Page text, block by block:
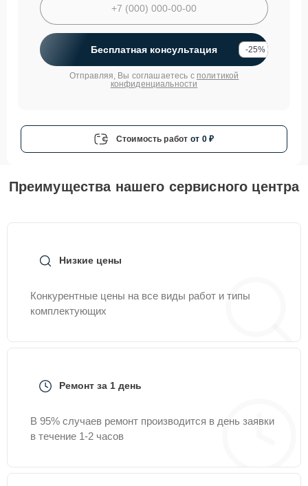
Бесплатная консультация -25%
Отправляя, Вы соглашаетесь с политикой
конфиденциальности
Стоимость работ от 0 ₽
Преимущества нашего сервисного центра
Низкие цены
Конкурентные цены на все виды работ и типы
комплектующих
Ремонт за 1 день
В 95% случаев ремонт производится в день заявки
в течение 1-2 часов